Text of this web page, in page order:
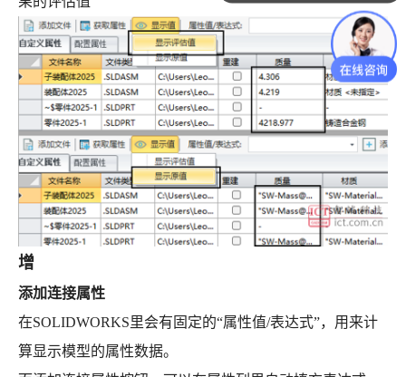
增
添加连接属性
在SOLIDWORKS里会有固定的“属性值/表达式”，用来计
算显示模型的属性数据。